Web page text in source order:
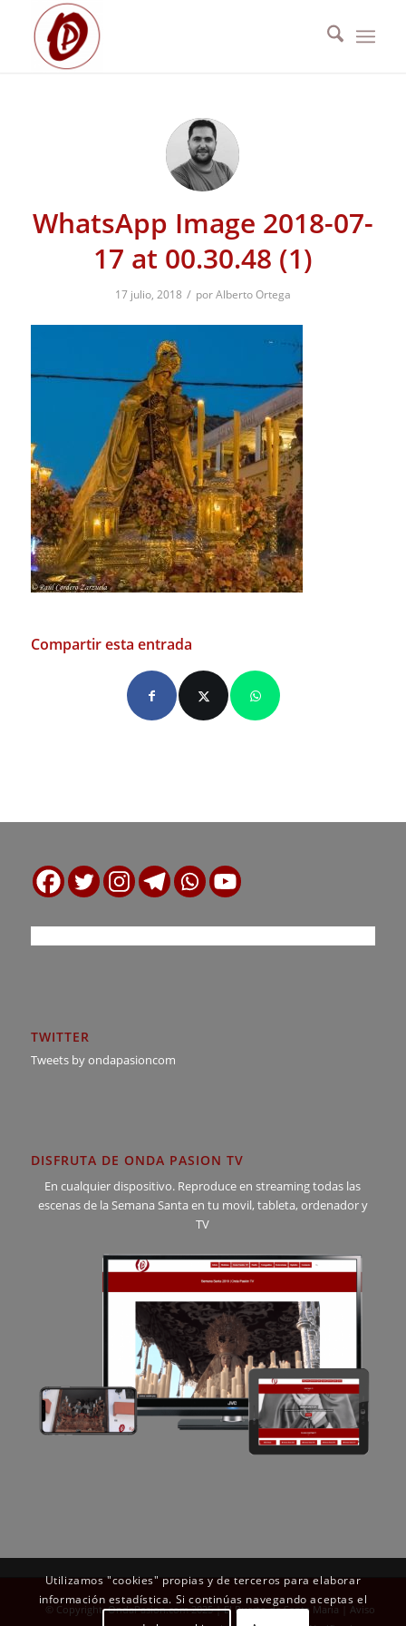
WhatsApp Image 2018-07-
17 at 00.30.48 (1)
17 julio, 2018 / porAlberto Ortega
Compartir esta entrada
TWITTER
Tweets by ondapasioncom
DISFRUTA DE ONDA PASION TV
En cualquier dispositivo. Reproduce en streaming todas las
escenas de la Semana Santa en tu movil, tableta, ordenador y
TV
© Copyright OndaPasion.com 2025 | El Puerto de Santa María |Aviso
Utilizamos "cookies" propias y de terceros para elaborar
información estadística. Si continúas navegando aceptas el